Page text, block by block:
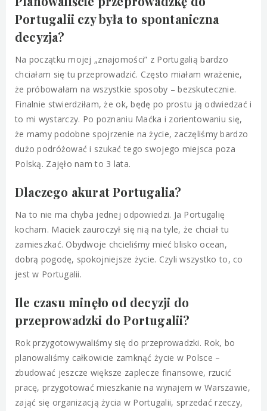
Portugalii czy była to spontaniczna
decyzja?
Na początku mojej „znajomości” z Portugalią bardzo
chciałam się tu przeprowadzić. Często miałam wrażenie,
że próbowałam na wszystkie sposoby – bezskutecznie.
Finalnie stwierdziłam, że ok, będę po prostu ją odwiedzać i
to mi wystarczy. Po poznaniu Maćka i zorientowaniu się,
że mamy podobne spojrzenie na życie, zaczęliśmy bardzo
dużo podróżować i szukać tego swojego miejsca poza
Polską. Zajęło nam to 3 lata.
Dlaczego akurat Portugalia?
Na to nie ma chyba jednej odpowiedzi. Ja Portugalię
kocham. Maciek zauroczył się nią na tyle, że chciał tu
zamieszkać. Obydwoje chcieliśmy mieć blisko ocean,
dobrą pogodę, spokojniejsze życie. Czyli wszystko to, co
jest w Portugalii.
Ile czasu minęło od decyzji do
przeprowadzki do Portugalii?
Rok przygotowywaliśmy się do przeprowadzki. Rok, bo
planowaliśmy całkowicie zamknąć życie w Polsce –
zbudować jeszcze większe zaplecze finansowe, rzucić
pracę, przygotować mieszkanie na wynajem w Warszawie,
zająć się organizacją życia w Portugalii, sprzedać rzeczy,